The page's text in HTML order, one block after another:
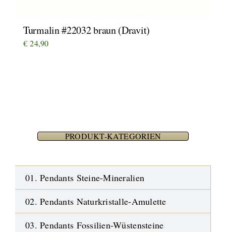
Turmalin #22032 braun (Dravit)
€ 24,90
PRODUKT-KATEGORIEN
01. Pendants Steine-Mineralien
02. Pendants Naturkristalle-Amulette
03. Pendants Fossilien-Wüstensteine